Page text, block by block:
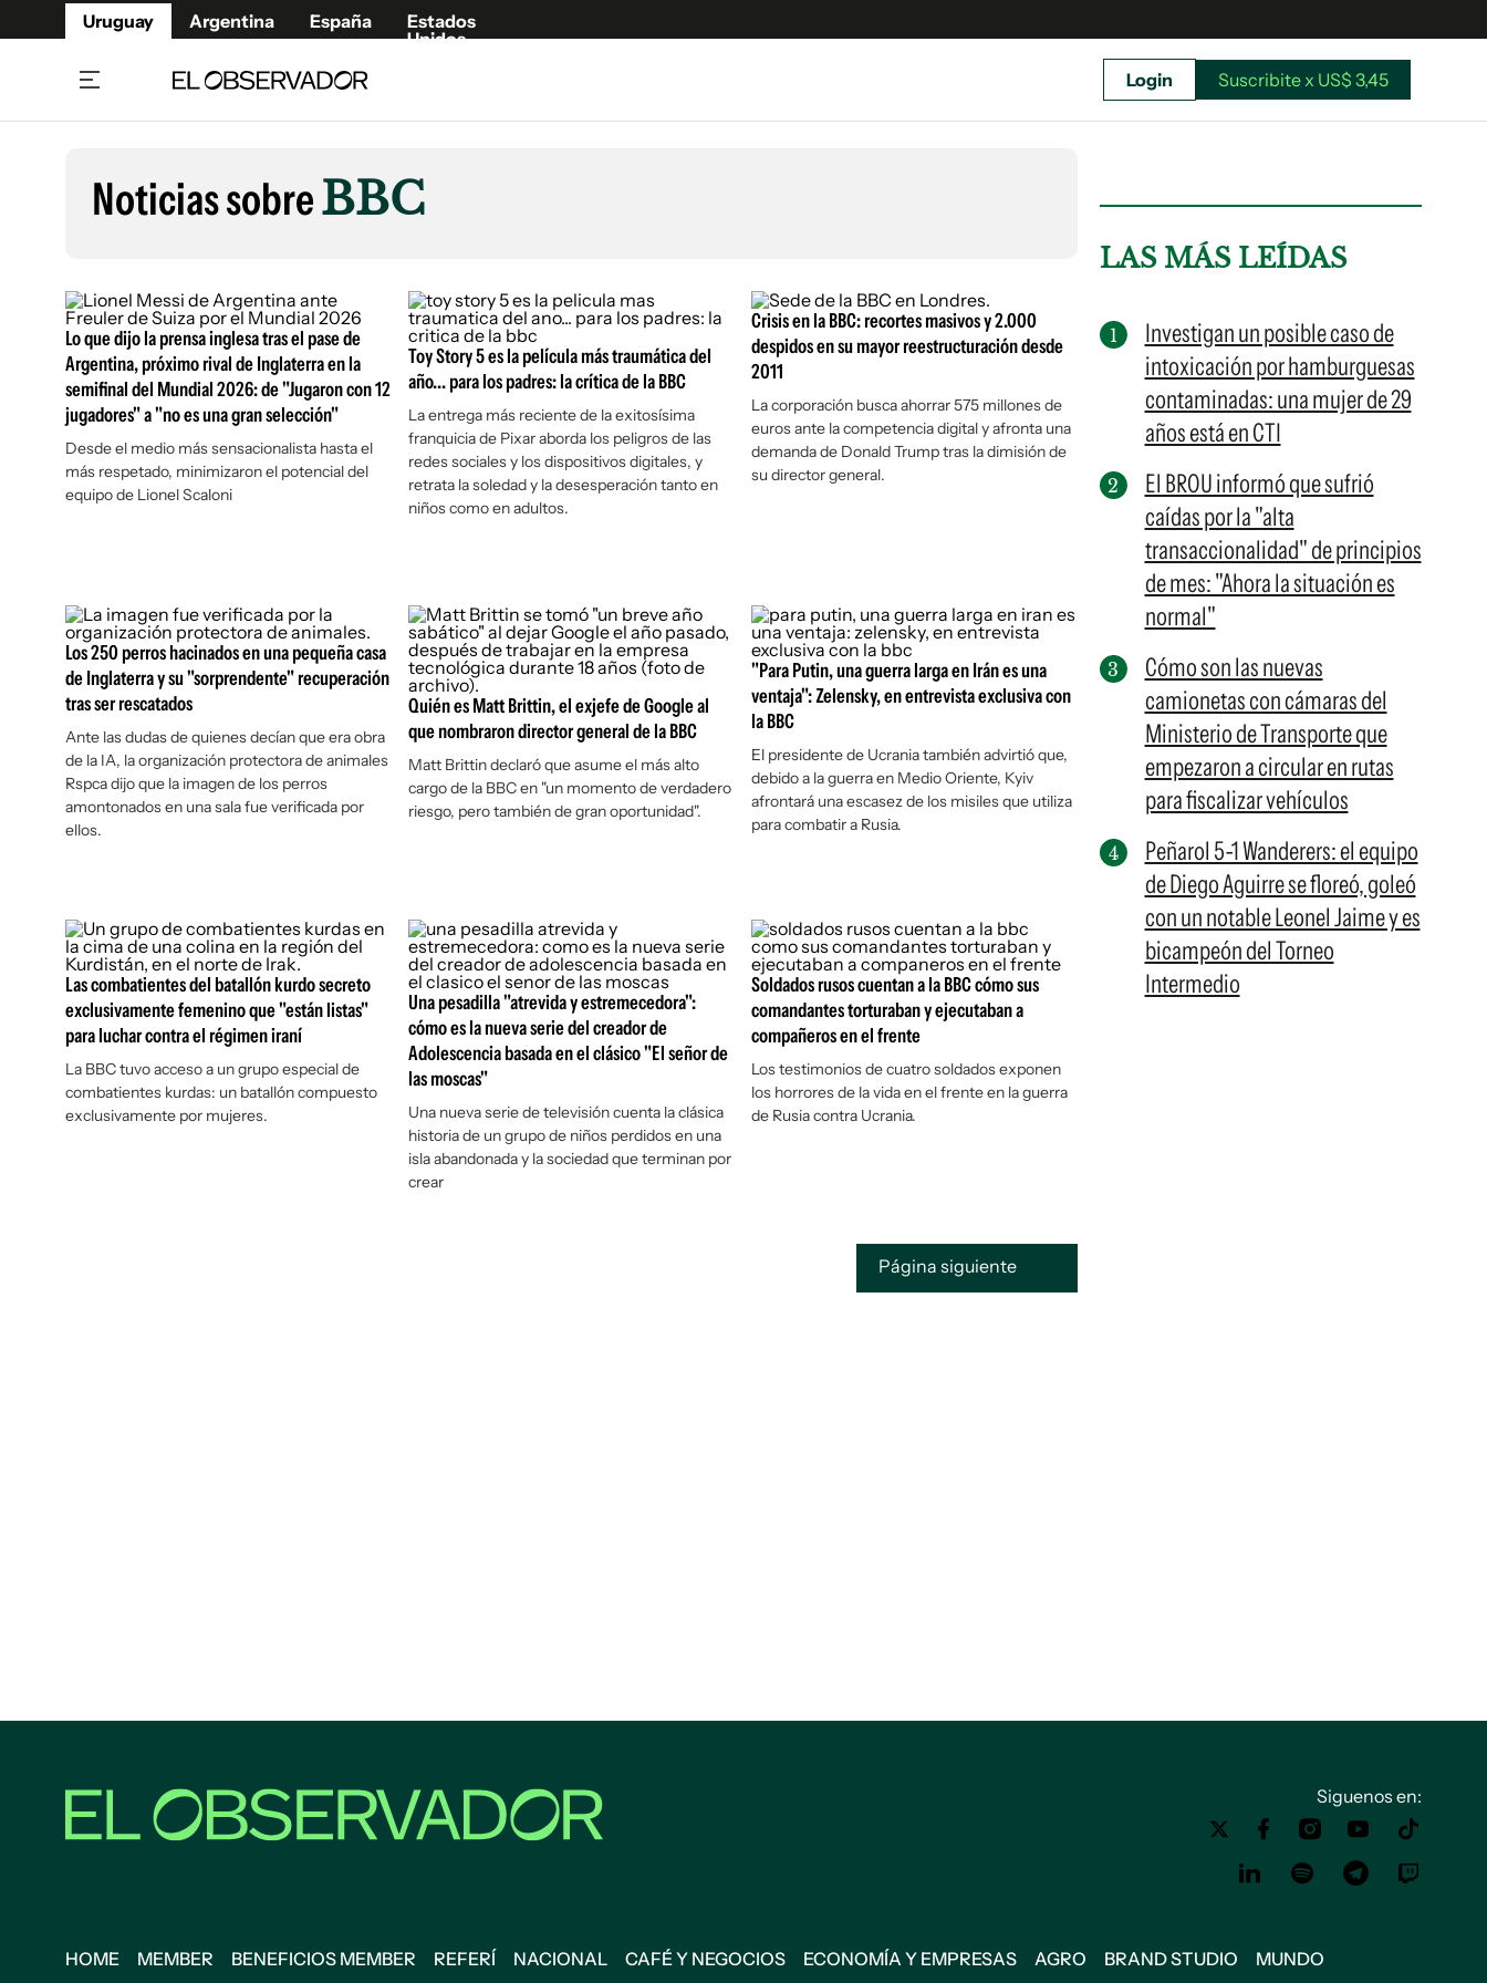
Uruguay Argentina España
Estados
Unidos
Beneficios Member
Café y Negocios
Economía y Empresas
Agro
Brand Studio
Mundo
Cultura y Espectáculos
Fúnebres
Publicaciones
Newsletters
Argentina
España
Estados Unidos
Suscribite x US$ 3,45
Login Suscribite x US$ 3,45
Noticias sobreBBC
Lo que dijo la prensa inglesa tras el pase de
Argentina, próximo rival de Inglaterra en la
semifinal del Mundial 2026: de "Jugaron con 12
jugadores" a "no es una gran selección"
Desde el medio más sensacionalista hasta el
más respetado, minimizaron el potencial del
equipo de Lionel Scaloni
Toy Story 5 es la película más traumática del
año... para los padres: la crítica de la BBC
La entrega más reciente de la exitosísima
franquicia de Pixar aborda los peligros de las
redes sociales y los dispositivos digitales, y
retrata la soledad y la desesperación tanto en
niños como en adultos.
Crisis en la BBC: recortes masivos y 2.000
despidos en su mayor reestructuración desde
2011
La corporación busca ahorrar 575 millones de
euros ante la competencia digital y afronta una
demanda de Donald Trump tras la dimisión de
su director general.
Los 250 perros hacinados en una pequeña casa
de Inglaterra y su "sorprendente" recuperación
tras ser rescatados
Ante las dudas de quienes decían que era obra
de la IA, la organización protectora de animales
Rspca dijo que la imagen de los perros
amontonados en una sala fue verificada por
ellos.
Quién es Matt Brittin, el exjefe de Google al
que nombraron director general de la BBC
Matt Brittin declaró que asume el más alto
cargo de la BBC en "un momento de verdadero
riesgo, pero también de gran oportunidad".
"Para Putin, una guerra larga en Irán es una
ventaja": Zelensky, en entrevista exclusiva con
la BBC
El presidente de Ucrania también advirtió que,
debido a la guerra en Medio Oriente, Kyiv
afrontará una escasez de los misiles que utiliza
para combatir a Rusia.
Las combatientes del batallón kurdo secreto
exclusivamente femenino que "están listas"
para luchar contra el régimen iraní
La BBC tuvo acceso a un grupo especial de
combatientes kurdas: un batallón compuesto
exclusivamente por mujeres.
Una pesadilla "atrevida y estremecedora":
cómo es la nueva serie del creador de
Adolescencia basada en el clásico "El señor de
las moscas"
Una nueva serie de televisión cuenta la clásica
historia de un grupo de niños perdidos en una
isla abandonada y la sociedad que terminan por
crear
Soldados rusos cuentan a la BBC cómo sus
comandantes torturaban y ejecutaban a
compañeros en el frente
Los testimonios de cuatro soldados exponen
los horrores de la vida en el frente en la guerra
de Rusia contra Ucrania.
Página siguiente
LAS MÁS LEÍDAS
Investigan un posible caso de
intoxicación por hamburguesas
contaminadas: una mujer de 29
años está en CTI
El BROU informó que sufrió
caídas por la "alta
transaccionalidad" de principios
de mes: "Ahora la situación es
normal"
Cómo son las nuevas
camionetas con cámaras del
Ministerio de Transporte que
empezaron a circular en rutas
para fiscalizar vehículos
Peñarol 5-1 Wanderers: el equipo
de Diego Aguirre se floreó, goleó
con un notable Leonel Jaime y es
bicampeón del Torneo
Intermedio
Siguenos en:
HOME MEMBER BENEFICIOS MEMBER REFERÍ NACIONAL CAFÉ Y NEGOCIOS ECONOMÍA Y EMPRESAS AGRO BRAND STUDIO MUNDO